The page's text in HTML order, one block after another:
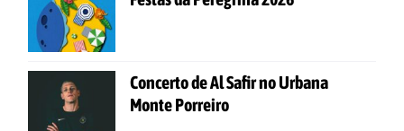
Concerto de Al Safir no Urbana
Monte Porreiro